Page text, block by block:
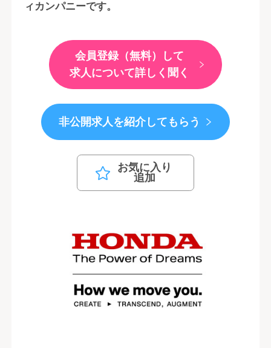
ィカンパニーです。
会員登録（無料）して
求人について詳しく聞く
非公開求人を紹介してもらう
お気に入り
追加